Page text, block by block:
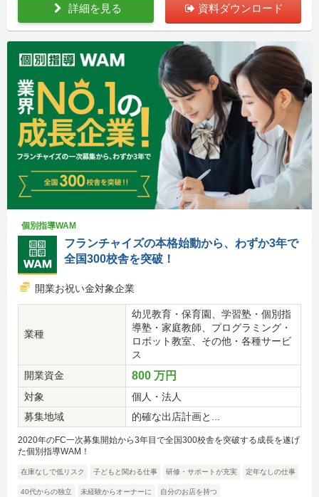
詳細を見る 資料ダウンロード
個別指導WAM
フランチャイズの本格始動から、わずか3年で
全国300校舎を突破！
開業お祝い金対象企業
業種
幼児教育・保育園、学習塾・個別指
導塾・家庭教師、プログラミング・
ロボット教室、その他・各種サービ
ス
開業資金
800 万円
対象
個人・法人
募集地域
的確な出店計画と...
2020年のFC一次募集開始から3年目で全国300校舎を突破する成長を遂げ
た個別指導WAM！
在庫なしで低リスク 子どもと関わる仕事 研修・サポートが充実 定年なしの仕事
40代からの独立 未経験からオーナーに 自分のお店を持つ